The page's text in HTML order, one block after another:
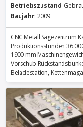
Betriebszustand:
Baujahr: 2009
CNC Metall Sägezentrum
Produktionsstunden
1900 mm
Vorschub
Beladestation,